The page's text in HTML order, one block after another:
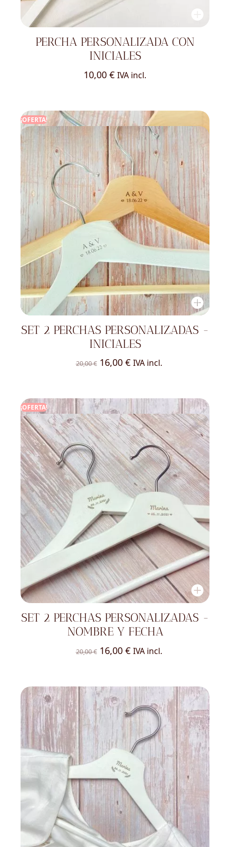
PERCHA PERSONALIZADA CON
INICIALES
10,00 € IVA incl.
¡OFERTA!
SET 2 PERCHAS PERSONALIZADAS -
INICIALES
20,00€ El
era:
20,00 €.
16,00 €El
es:
16,00 €.
IVA incl.
¡OFERTA!
SET 2 PERCHAS PERSONALIZADAS -
NOMBRE Y FECHA
20,00€ El
era:
20,00 €.
16,00 €El
es:
16,00 €.
IVA incl.